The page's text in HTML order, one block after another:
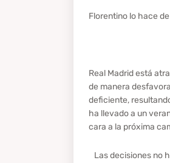
Florentino lo hace
Real Madrid está
de manera
deficiente,
ha llevado a un
cara a la próxima
Las decisiones no